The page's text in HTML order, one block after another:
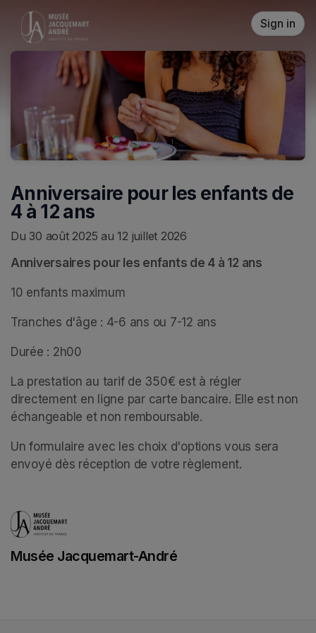
Skip header
Sign in
Anniversaire pour les enfants de
4 à 12 ans
Du 30 août 2025 au 12 juillet 2026
Anniversaires pour les enfants de 4 à 12 ans
10 enfants maximum
Tranches d'âge : 4-6 ans ou 7-12 ans
Durée : 2h00
La prestation au tarif de 350€ est à régler
directement en ligne par carte bancaire. Elle est non
échangeable et non remboursable.
Un formulaire avec les choix d'options vous sera
envoyé dès réception de votre règlement.
Musée Jacquemart-André